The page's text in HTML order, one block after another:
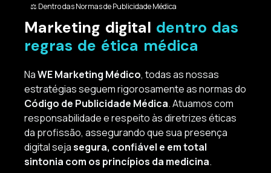
⚖️ Dentro das Normas de Publicidade Médica
Marketing digital dentro das
regras de ética médica
NaWE Marketing Médico, todas as nossas
estratégias seguem rigorosamente as normas do
Código de Publicidade Médica. Atuamos com
responsabilidade e respeito às diretrizes éticas
da profissão, assegurando que sua presença
digital sejasegura, confiável e em total
sintonia com os princípios da medicina.